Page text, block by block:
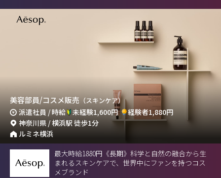
美容部員/コスメ販売 （スキンケア）
派遣社員 / 時給 未経験1,600円
経験者1,880円
神奈川県 / 横浜駅 徒歩1分
ルミネ横浜
最大時給1880円《長期》科学と自然の融合から生
まれるスキンケアで、世界中にファンを持つコス
メブランド